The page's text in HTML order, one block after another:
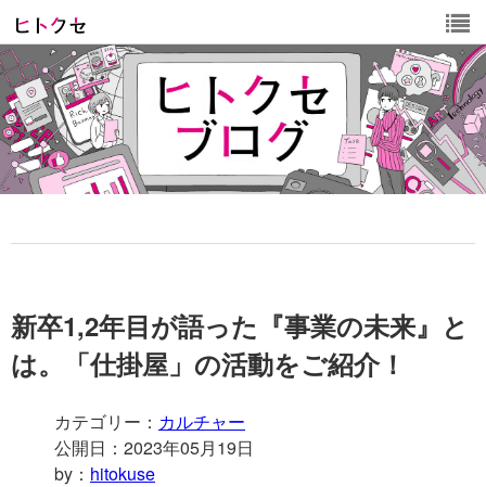
新卒1,2年目が語った『事業の未来』と
は。「仕掛屋」の活動をご紹介！
カテゴリー： カルチャー
公開日：2023年05月19日
by： hitokuse